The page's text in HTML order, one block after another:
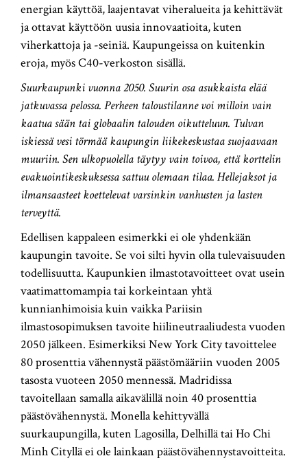
energian käyttöä, laajentavat viheralueita ja kehittävät
ja ottavat käyttöön uusia innovaatioita, kuten
viherkattoja ja -seiniä. Kaupungeissa on kuitenkin
eroja, myös C40-verkoston sisällä.
Suurkaupunki vuonna 2050. Suurin osa asukkaista elää
jatkuvassa pelossa. Perheen taloustilanne voi milloin vain
kaatua sään tai globaalin talouden oikutteluun. Tulvan
iskiessä vesi törmää kaupungin liikekeskustaa suojaavaan
muuriin. Sen ulkopuolella täytyy vain toivoa, että korttelin
evakuointikeskuksessa sattuu olemaan tilaa. Hellejaksot ja
ilmansaasteet koettelevat varsinkin vanhusten ja lasten
terveyttä.
Edellisen kappaleen esimerkki ei ole yhdenkään
kaupungin tavoite. Se voi silti hyvin olla tulevaisuuden
todellisuutta. Kaupunkien ilmastotavoitteet ovat usein
vaatimattomampia tai korkeintaan yhtä
kunnianhimoisia kuin vaikka Pariisin
ilmastosopimuksen tavoite hiilineutraaliudesta vuoden
2050 jälkeen. Esimerkiksi New York City tavoittelee
80 prosenttia vähennystä päästömääriin vuoden 2005
tasosta vuoteen 2050 mennessä. Madridissa
tavoitellaan samalla aikavälillä noin 40 prosenttia
päästövähennystä. Monella kehittyvällä
suurkaupungilla, kuten Lagosilla, Delhillä tai Ho Chi
Minh Cityllä ei ole lainkaan päästövähennystavoitteita.